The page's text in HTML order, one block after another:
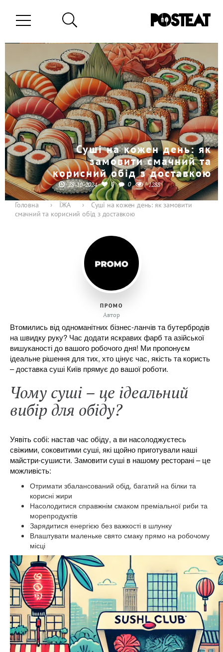
Суші на кожен день: як
замовити смачний та
корисний обід з доставкою
28-10-2024 0 0 1288
Головна › ЇЖА ›
Суші на кожен день: як замовити
смачний та корисний обід з доставкою
ПРОМО
Автор
Втомились від одноманітних бізнес-ланчів та бутербродів
на швидку руку? Час додати яскравих фарб та азійської
вишуканості до вашого робочого дня! Ми пропонуєм
ідеальне рішення для тих, хто цінує час, якість та користь
– доставка суші Київ прямує до вашої роботи.
Чому суші – це ідеальний
вибір для обіду?
Уявіть собі: настав час обіду, а ви насолоджуєтесь
свіжими, соковитими суші, які щойно приготували наші
майстри-сушисти. Замовити суші в нашому ресторані – це
можливість:
Отримати збалансований обід, багатий на білки та
корисні жири
Насолодитися справжнім смаком преміальної риби та
морепродуктів
Зарядитися енергією без важкості в шлунку
Влаштувати маленьке свято смаку прямо на робочому
місці